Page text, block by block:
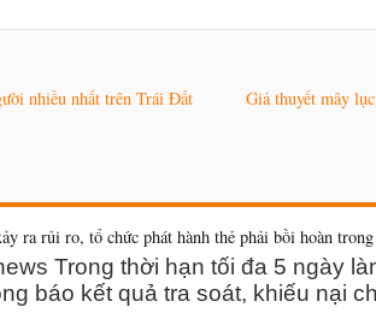
nhiều nhất trên Trái Đất Giả thuyết mây
ra rủi ro, tổ chức phát hành thẻ phải bồi hoàn
Trong thời hạn tối đa 5 ngày
báo kết quả tra soát, khiếu nại